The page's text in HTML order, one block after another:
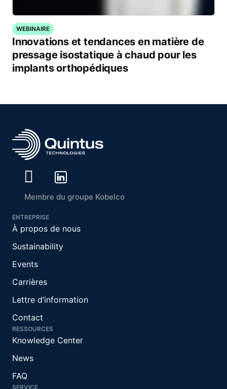
WEBINAIRE
Innovations et tendances en matière de
pressage isostatique à chaud pour les
implants orthopédiques
Membre du groupe Kobelco
ENTREPRISE
À propos de nous
Sustainability
Events
Carrières
Lettre d’information
Contact
RESSOURCES
Knowledge Center
News
FAQ
SERVICE